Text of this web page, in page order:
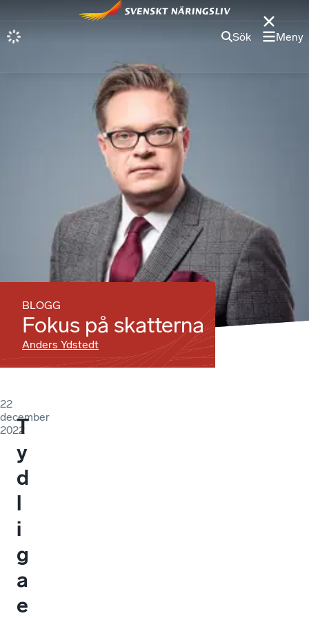
Sök Meny
BLOGG
Fokus på skatterna
Anders Ydstedt
22
december
2022
T
y
d
l
i
g
a
e